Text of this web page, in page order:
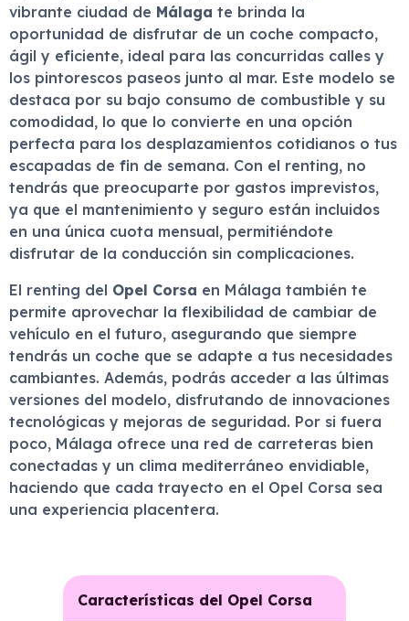
vibrante ciudad de Málaga te brinda la
oportunidad de disfrutar de un coche compacto,
ágil y eficiente, ideal para las concurridas calles y
los pintorescos paseos junto al mar. Este modelo se
destaca por su bajo consumo de combustible y su
comodidad, lo que lo convierte en una opción
perfecta para los desplazamientos cotidianos o tus
escapadas de fin de semana. Con el renting, no
tendrás que preocuparte por gastos imprevistos,
ya que el mantenimiento y seguro están incluidos
en una única cuota mensual, permitiéndote
disfrutar de la conducción sin complicaciones.
El renting del Opel Corsa en Málaga también te
permite aprovechar la flexibilidad de cambiar de
vehículo en el futuro, asegurando que siempre
tendrás un coche que se adapte a tus necesidades
cambiantes. Además, podrás acceder a las últimas
versiones del modelo, disfrutando de innovaciones
tecnológicas y mejoras de seguridad. Por si fuera
poco, Málaga ofrece una red de carreteras bien
conectadas y un clima mediterráneo envidiable,
haciendo que cada trayecto en el Opel Corsa sea
una experiencia placentera.
Características del Opel Corsa